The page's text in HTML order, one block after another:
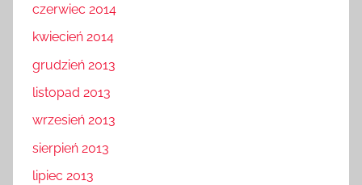
czerwiec 2014
kwiecień 2014
grudzień 2013
listopad 2013
wrzesień 2013
sierpień 2013
lipiec 2013